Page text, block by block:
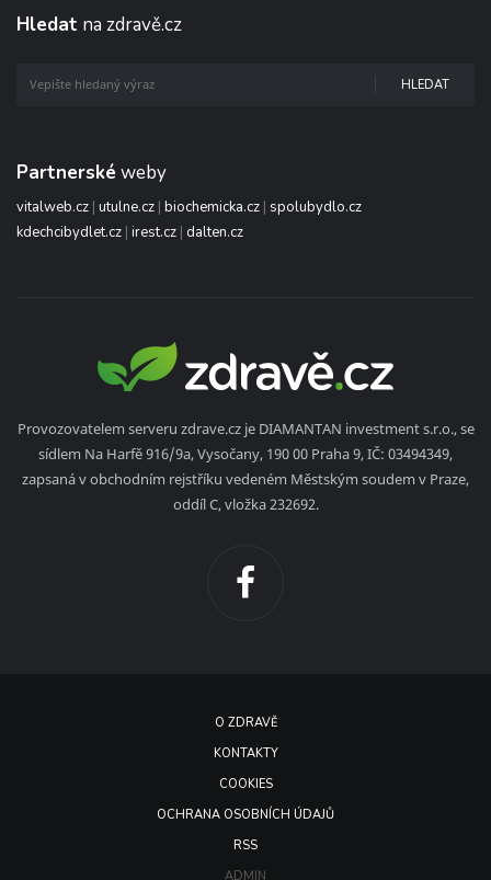
Hledat na zdravě.cz
HLEDAT
Partnerské weby
vitalweb.cz | utulne.cz | biochemicka.cz | spolubydlo.cz
kdechcibydlet.cz | irest.cz | dalten.cz
Provozovatelem serveru zdrave.cz je DIAMANTAN investment s.r.o., se
sídlem Na Harfě 916/9a, Vysočany, 190 00 Praha 9, IČ: 03494349,
zapsaná v obchodním rejstříku vedeném Městským soudem v Praze,
oddíl C, vložka 232692.
O ZDRAVĚ
KONTAKTY
COOKIES
OCHRANA OSOBNÍCH ÚDAJŮ
RSS
ADMIN